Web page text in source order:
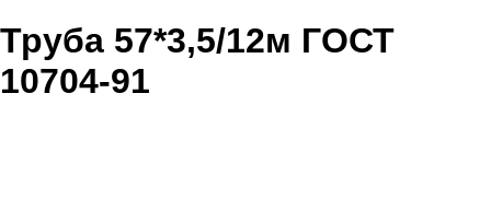
Труба 57*3,5/12м ГОСТ
10704-91